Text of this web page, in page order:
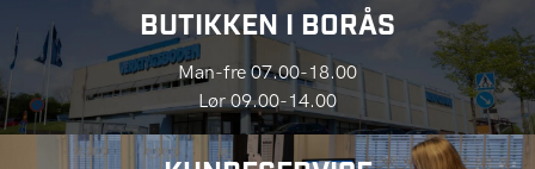
BUTIKKEN I BORÅS
Man-fre 07.00-18.00
Lør 09.00-14.00